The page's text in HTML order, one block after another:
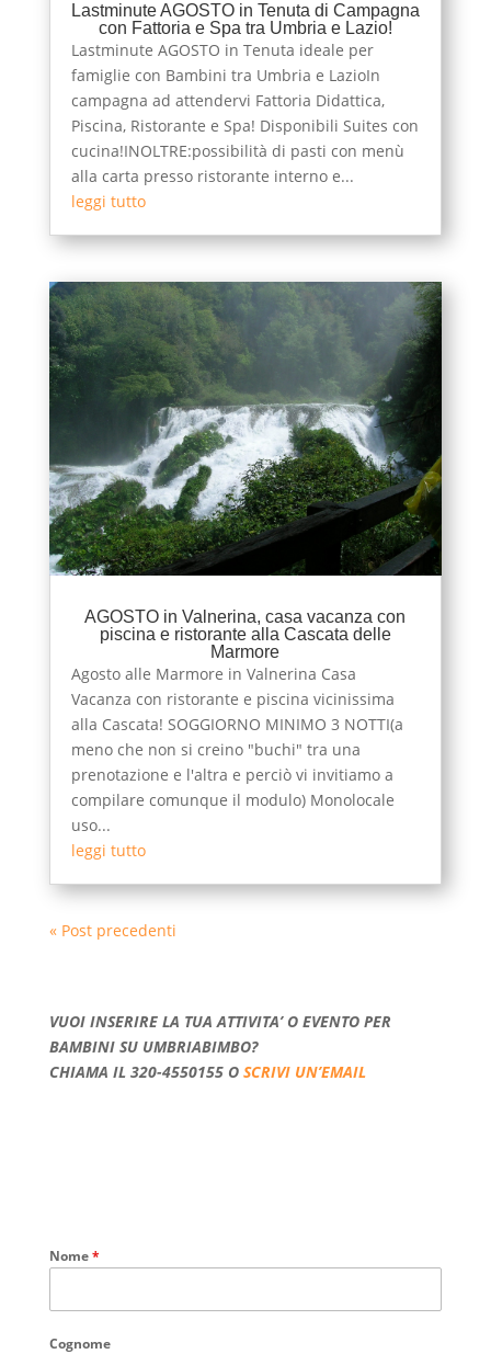
Lastminute AGOSTO in Tenuta di Campagna
con Fattoria e Spa tra Umbria e Lazio!
Lastminute AGOSTO in Tenuta ideale per
famiglie con Bambini tra Umbria e LazioIn
campagna ad attendervi Fattoria Didattica,
Piscina, Ristorante e Spa! Disponibili Suites con
cucina!INOLTRE:possibilità di pasti con menù
alla carta presso ristorante interno e...
leggi tutto
AGOSTO in Valnerina, casa vacanza con
piscina e ristorante alla Cascata delle
Marmore
Agosto alle Marmore in Valnerina Casa
Vacanza con ristorante e piscina vicinissima
alla Cascata! SOGGIORNO MINIMO 3 NOTTI(a
meno che non si creino "buchi" tra una
prenotazione e l'altra e perciò vi invitiamo a
compilare comunque il modulo) Monolocale
uso...
leggi tutto
« Post precedenti
VUOI INSERIRE LA TUA ATTIVITA’ O EVENTO PER
BAMBINI SU UMBRIABIMBO?
CHIAMA IL 320-4550155 O SCRIVI UN’EMAIL
Nome*
Cognome